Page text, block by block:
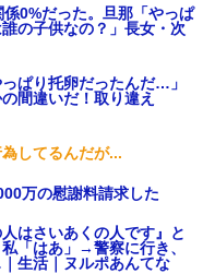
0%だった。旦那「やっぱ
の子供なの？」長女・次
ぱり托卵だったんだ…」
間違いだ！取り違え
してるんだが...
万の慰謝料請求した
はさいあくの人です』と
「はあ」→警察に行き、
生活｜ヌルポあんてな